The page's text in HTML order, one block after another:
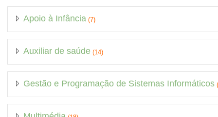
Apoio à Infância (7)
Auxiliar de saúde (14)
Gestão e Programação de Sistemas Informáticos